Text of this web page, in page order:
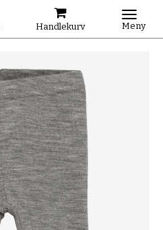
Handlekurv Meny